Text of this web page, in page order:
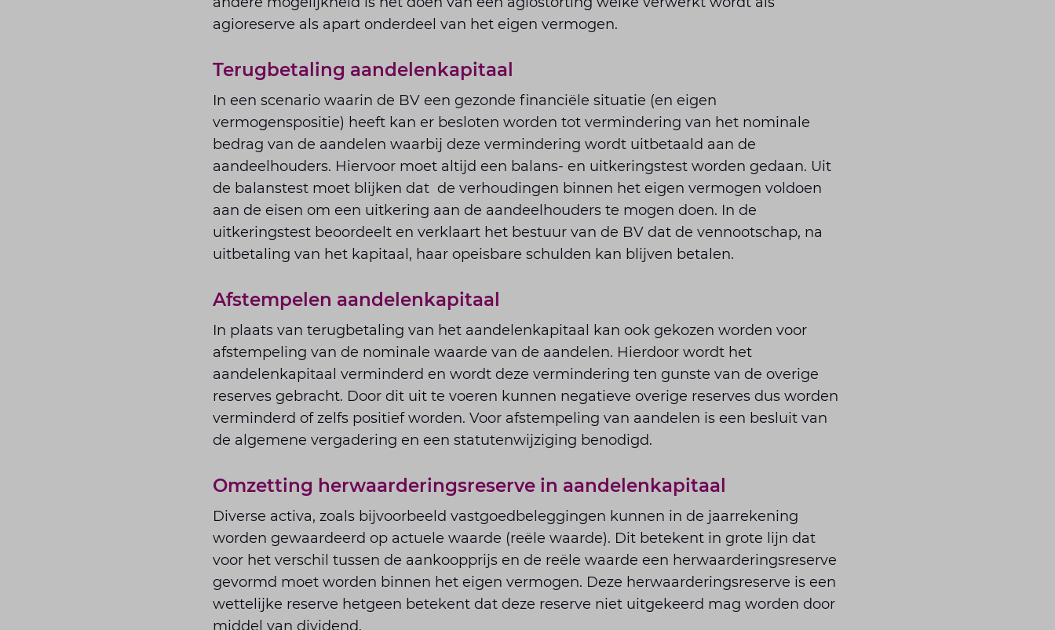
agioreserve als apart onderdeel van het eigen vermogen.
Terugbetaling aandelenkapitaal
In een scenario waarin de BV een gezonde financiële situatie (en eigen
vermogenspositie) heeft kan er besloten worden tot vermindering van het nominale
bedrag van de aandelen waarbij deze vermindering wordt uitbetaald aan de
aandeelhouders. Hiervoor moet altijd een balans- en uitkeringstest worden gedaan. Uit
de balanstest moet blijken dat de verhoudingen binnen het eigen vermogen voldoen
aan de eisen om een uitkering aan de aandeelhouders te mogen doen. In de
uitkeringstest beoordeelt en verklaart het bestuur van de BV dat de vennootschap, na
uitbetaling van het kapitaal, haar opeisbare schulden kan blijven betalen.
Afstempelen aandelenkapitaal
In plaats van terugbetaling van het aandelenkapitaal kan ook gekozen worden voor
afstempeling van de nominale waarde van de aandelen. Hierdoor wordt het
aandelenkapitaal verminderd en wordt deze vermindering ten gunste van de overige
reserves gebracht. Door dit uit te voeren kunnen negatieve overige reserves dus worden
verminderd of zelfs positief worden. Voor afstempeling van aandelen is een besluit van
de algemene vergadering en een statutenwijziging benodigd.
Omzetting herwaarderingsreserve in aandelenkapitaal
Diverse activa, zoals bijvoorbeeld vastgoedbeleggingen kunnen in de jaarrekening
worden gewaardeerd op actuele waarde (reële waarde). Dit betekent in grote lijn dat
voor het verschil tussen de aankoopprijs en de reële waarde een herwaarderingsreserve
gevormd moet worden binnen het eigen vermogen. Deze herwaarderingsreserve is een
wettelijke reserve hetgeen betekent dat deze reserve niet uitgekeerd mag worden door
middel van dividend.